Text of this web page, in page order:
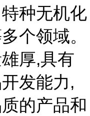
种无机化
个领域。
厚,具有
发能力,
的产品和